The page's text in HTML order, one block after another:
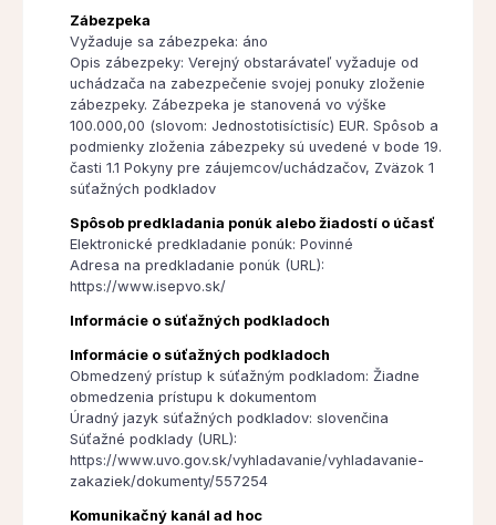
Zábezpeka
Vyžaduje sa zábezpeka: áno
Opis zábezpeky: Verejný obstarávateľ vyžaduje od
uchádzača na zabezpečenie svojej ponuky zloženie
zábezpeky. Zábezpeka je stanovená vo výške
100.000,00 (slovom: Jednostotisíctisíc) EUR. Spôsob a
podmienky zloženia zábezpeky sú uvedené v bode 19.
časti 1.1 Pokyny pre záujemcov/uchádzačov, Zväzok 1
súťažných podkladov
Spôsob predkladania ponúk alebo žiadostí o účasť
Elektronické predkladanie ponúk: Povinné
Adresa na predkladanie ponúk (URL):
https://www.isepvo.sk/
Informácie o súťažných podkladoch
Informácie o súťažných podkladoch
Obmedzený prístup k súťažným podkladom: Žiadne
obmedzenia prístupu k dokumentom
Úradný jazyk súťažných podkladov: slovenčina
Súťažné podklady (URL):
https://www.uvo.gov.sk/vyhladavanie/vyhladavanie-
zakaziek/dokumenty/557254
Komunikačný kanál ad hoc